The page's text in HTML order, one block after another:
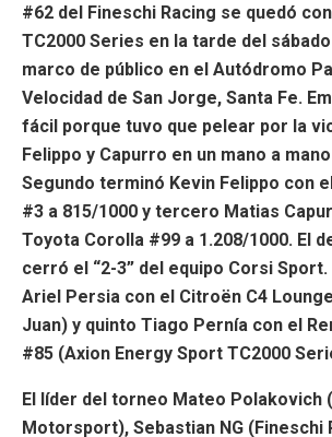
#62 del Fineschi Racing se quedó
TC2000 Series en la tarde del
marco de público en el Autódromo
Velocidad de San Jorge, Santa Fe.
fácil porque tuvo que pelear por la
Felippo y Capurro en un mano a
Segundo terminó Kevin Felippo con
#3 a 815/1000 y tercero Matias
Toyota Corolla #99 a 1.208/1000. El
cerró el “2-3” del equipo Corsi
Ariel Persia con el Citroën C4
Juan) y quinto Tiago Pernía con el
#85 (Axion Energy Sport TC2000
El líder del torneo Mateo Polakovich
Motorsport), Sebastian NG (Fineschi